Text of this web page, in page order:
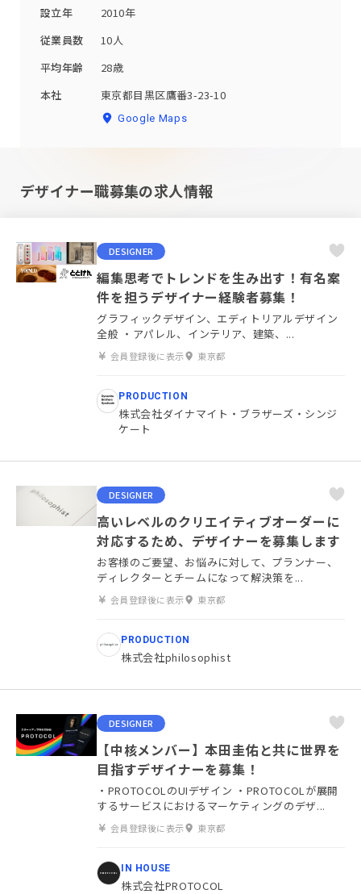
設立年
2010年
従業員数
10人
平均年齢
28歳
本社
東京都目黒区鷹番3-23-10
Google Maps
デザイナー職募集の求人情報
DESIGNER
編集思考でトレンドを生み出す！有名案
件を担うデザイナー経験者募集！
グラフィックデザイン、エディトリアルデザイン
全般 ・アパレル、インテリア、建築、...
会員登録後に表示 東京都
PRODUCTION
株式会社ダイナマイト・ブラザーズ・シンジ
ケート
DESIGNER
高いレベルのクリエイティブオーダーに
対応するため、デザイナーを募集します
お客様のご要望、お悩みに対して、プランナー、
ディレクターとチームになって解決策を...
会員登録後に表示 東京都
PRODUCTION
株式会社philosophist
DESIGNER
【中核メンバー】本田圭佑と共に世界を
目指すデザイナーを募集！
・PROTOCOLのUIデザイン ・PROTOCOLが展開
するサービスにおけるマーケティングのデザ...
会員登録後に表示 東京都
IN HOUSE
株式会社PROTOCOL